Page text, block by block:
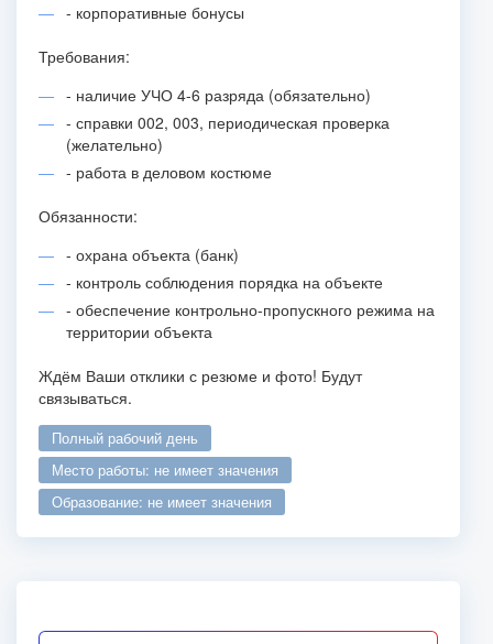
- корпоративные бонусы
Требования:
- наличие УЧО 4-6 разряда (обязательно)
- справки 002, 003, периодическая проверка
(желательно)
- работа в деловом костюме
Обязанности:
- охрана объекта (банк)
- контроль соблюдения порядка на объекте
- обеспечение контрольно-пропускного режима на
территории объекта
Ждём Ваши отклики с резюме и фото! Будут
связываться.
полный рабочий день
место работы: не имеет значения
образование: не имеет значения